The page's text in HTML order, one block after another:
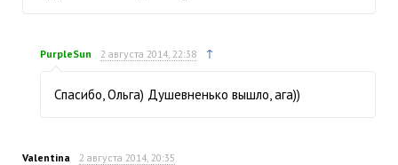
PurpleSun 2 августа 2014, 22:38 ↑
Спасибо, Ольга) Душевненько вышло, ага))
Valentina 2 августа 2014, 20:35